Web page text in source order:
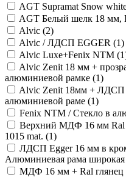
AGT Supramat Snow
AGT Белый шелк 18 мм,
Alvic (2)
Alvic / ЛДСП EGGER (1)
Alvic Luxe+Fenix NTM (1
Alvic Zenit 18 мм +
алюминиевой рамке (1)
Alvic Zenit 18мм + ЛДСП
алюминиевой раме (1)
Fenix NTM / Стекло в
Верхний МДФ 16 мм
1015 mat. (1)
ЛДСП Egger 16 мм в
Алюминиевая рама
МДФ 16 мм + Ral глянец